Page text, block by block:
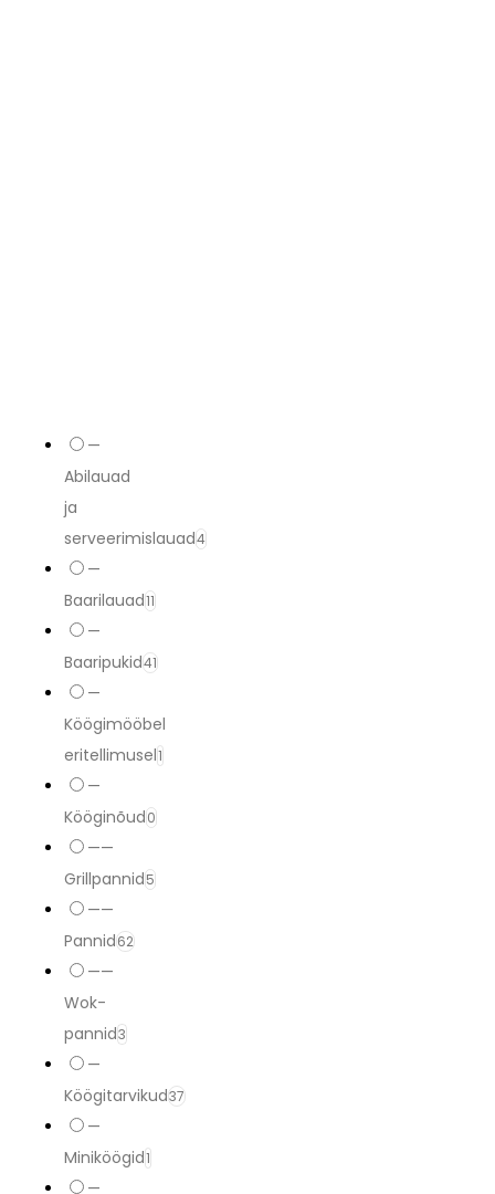
—
Abilauad
ja
serveerimislauad4
—
Baarilauad11
—
Baaripukid41
—
Köögimööbel
eritellimusel1
—
Kööginõud0
——
Grillpannid5
——
Pannid62
——
Wok-
pannid3
—
Köögitarvikud37
—
Miniköögid1
—